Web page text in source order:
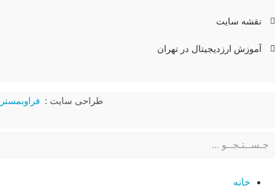
نقشه سایت
آموزش ارزدیجیتال در تهران
طراحی سایت : فراوبمستر
خانه